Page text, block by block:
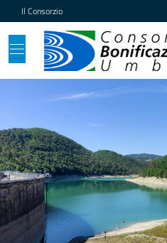
Vai ai contenuti
Vai al footer
Il Consorzio